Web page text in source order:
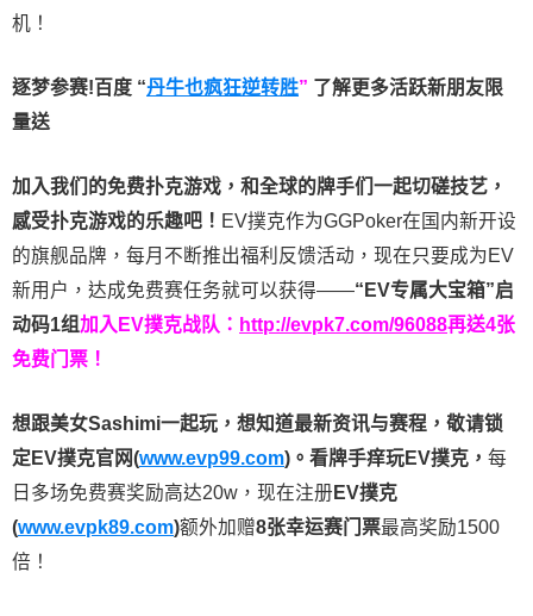
机！
逐梦参赛!百度 “丹牛也疯狂逆转胜” 了解更多活跃新朋友限
量送
加入我们的免费扑克游戏，和全球的牌手们一起切磋技艺，
感受扑克游戏的乐趣吧！ EV撲克作为GGPoker在国内新开设
的旗舰品牌，每月不断推出福利反馈活动，现在只要成为EV
新用户，达成免费赛任务就可以获得——“EV专属大宝箱”启
动码1组加入EV撲克战队： http://evpk7.com/96088再送4张
免费门票！
想跟美女Sashimi一起玩， 想知道最新资讯与赛程， 敬请锁
定EV撲克官网(www.evp99.com)。 看牌手痒玩EV撲克， 每
日多场免费赛奖励高达20w，现在注册 EV撲克
(www.evpk89.com)额外加赠8张幸运赛门票最高奖励1500
倍！